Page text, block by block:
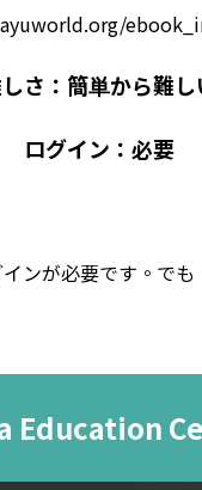
さ：簡単から難し
ログイン：必要
ンが必要です。で
Education